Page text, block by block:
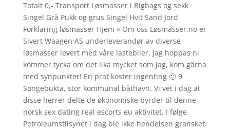
Totalt 0,- Transport Løsmasser i Bigbags og sekk
Singel Grå Pukk og grus Singel Hvit Sand Jord
Forklaring løsmasser Hjem » Om oss Løsmasser.no er
Sivert Waagen AS underleverandør av diverse
løsmasser levert med våre lastebiler. Jag hoppas ni
kommer tycka om det lika mycket som jag, kom gärna
med synpunkter! En prat koster ingenting 🙂 9
Songebukta, stor kommunal båthavn. Vi vet i dag at
disse herrer delte de økonomiske byrder til denne
norsk sex dating real escorts eu aktivitet. I følge
Petroleumstilsynet i dag ble ikke hendelsen gransket.